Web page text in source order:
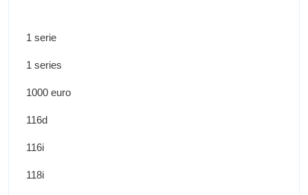
1 serie
1 series
1000 euro
116d
116i
118i